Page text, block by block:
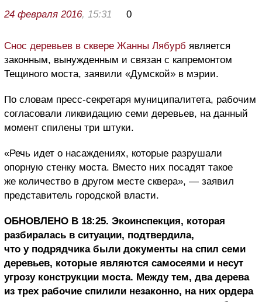
24 февраля 2016, 15:31 0
Снос деревьев в сквере Жанны Лябурб является
законным, вынужденным и связан с капремонтом
Тещиного моста, заявили «Думской» в мэрии.
По словам пресс-секретаря муниципалитета, рабочим
согласовали ликвидацию семи деревьев, на данный
момент спилены три штуки.
«Речь идет о насаждениях, которые разрушали
опорную стенку моста. Вместо них посадят такое
же количество в другом месте сквера», — заявил
представитель городской власти.
ОБНОВЛЕНО В 18:25. Экоинспекция, которая
разбиралась в ситуации, подтвердила,
что у подрядчика были документы на спил семи
деревьев, которые являются самосеями и несут
угрозу конструкции моста. Между тем, два дерева
из трех рабочие спилили незаконно, на них ордера